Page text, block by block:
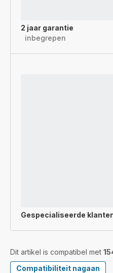
2 jaar garantie
inbegrepen
Gespecialiseerde
Dit artikel is compatibel met
Compatibiliteit nagaan